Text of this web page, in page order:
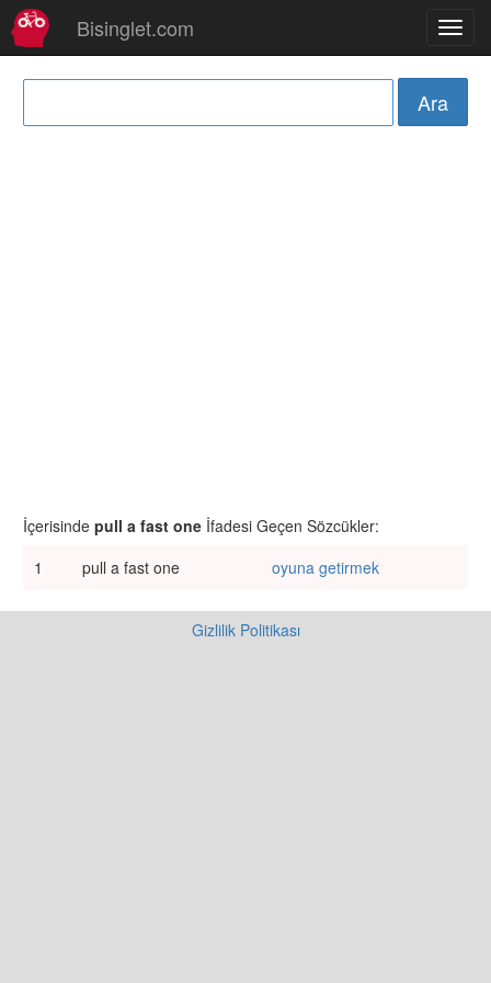
Bisinglet.com
İçerisinde pull a fast one İfadesi Geçen Sözcükler:
1
pull a fast one oyuna getirmek
Gizlilik Politikası